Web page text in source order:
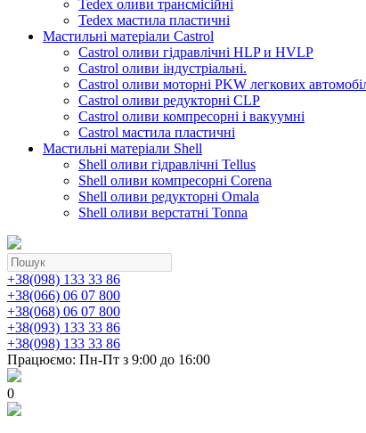
Tedex оливи трансмісійні
Tedex мастила пластичні
Мастильні матеріали Castrol
Castrol оливи гідравлічні HLP и HVLP
Castrol оливи індустріальні.
Castrol оливи моторні PKW легкових
Castrol оливи редукторні CLP
Castrol оливи компресорні і вакуумні
Castrol мастила пластичні
Мастильні матеріали Shell
Shell оливи гідравлічні Tellus
Shell оливи компресорні Corena
Shell оливи редукторні Omala
Shell оливи верстатні Tonna
+38(098) 133 33 86
+38(066) 06 07 800
+38(068) 06 07 800
+38(093) 133 33 86
+38(098) 133 33 86
Працюємо: Пн-Пт з 9:00 до 16:00
0